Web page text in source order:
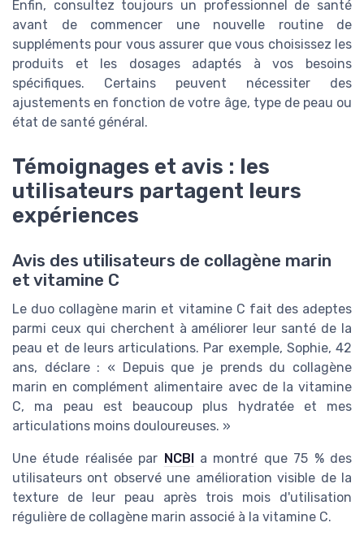
Enfin, consultez toujours un professionnel de santé
avant de commencer une nouvelle routine de
suppléments pour vous assurer que vous choisissez les
produits et les dosages adaptés à vos besoins
spécifiques. Certains peuvent nécessiter des
ajustements en fonction de votre âge, type de peau ou
état de santé général.
Témoignages et avis : les
utilisateurs partagent leurs
expériences
Avis des utilisateurs de collagène marin
et vitamine C
Le duo collagène marin et vitamine C fait des adeptes
parmi ceux qui cherchent à améliorer leur santé de la
peau et de leurs articulations. Par exemple, Sophie, 42
ans, déclare : « Depuis que je prends du collagène
marin en complément alimentaire avec de la vitamine
C, ma peau est beaucoup plus hydratée et mes
articulations moins douloureuses. »
Une étude réalisée par NCBIa montré que 75 % des
utilisateurs ont observé une amélioration visible de la
texture de leur peau après trois mois d'utilisation
régulière de collagène marin associé à la vitamine C.